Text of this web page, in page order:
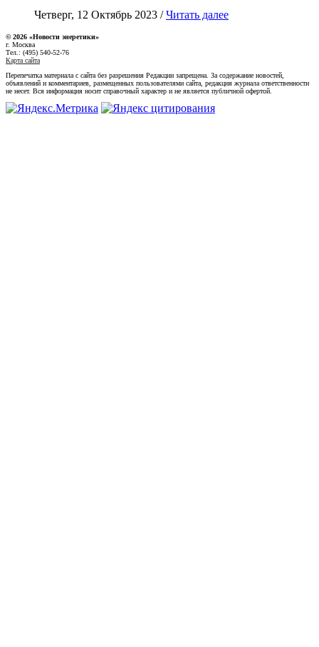
Четверг, 12 Октябрь 2023 /Читать далее
© 2026 «Новости энеретики»
г. Москва
Тел.: (495) 540-52-76
Карта сайта
Перепечатка материала с сайта без разрешения Редакции запрещена. За содержание новостей,
объявлений и комментариев, размещенных пользователями сайта, редакция журнала ответственности
не несет. Вся информация носит справочный характер и не является публичной офертой.